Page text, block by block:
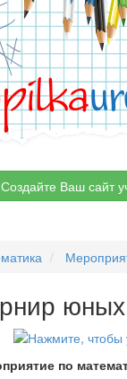
Создайте Ваш сайт
по